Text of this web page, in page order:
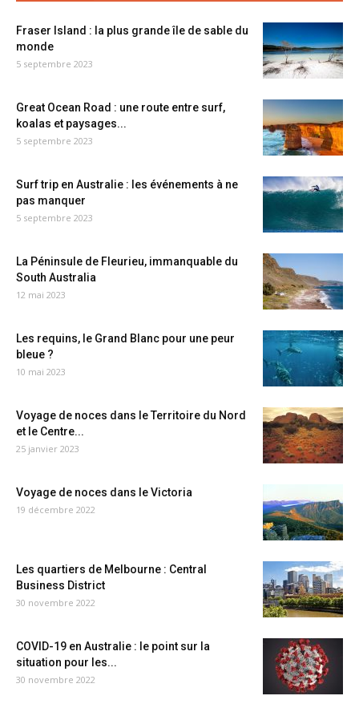
Fraser Island : la plus grande île de sable du
monde
5 septembre 2023
Great Ocean Road : une route entre surf,
koalas et paysages...
5 septembre 2023
Surf trip en Australie : les événements à ne
pas manquer
5 septembre 2023
La Péninsule de Fleurieu, immanquable du
South Australia
12 mai 2023
Les requins, le Grand Blanc pour une peur
bleue ?
10 mai 2023
Voyage de noces dans le Territoire du Nord
et le Centre...
25 janvier 2023
Voyage de noces dans le Victoria
19 décembre 2022
Les quartiers de Melbourne : Central
Business District
30 novembre 2022
COVID-19 en Australie : le point sur la
situation pour les...
30 novembre 2022